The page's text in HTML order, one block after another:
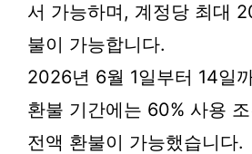
서 가능하며, 계정당 최대
불이 가능합니다.
2026년 6월 1일부터 14일
환불 기간에는 60% 사용
전액 환불이 가능했습니다.